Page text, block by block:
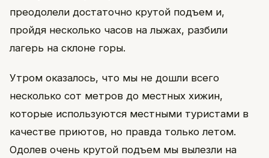
преодолели достаточно крутой подъем и,
пройдя несколько часов на лыжах, разбили
лагерь на склоне горы.
Утром оказалось, что мы не дошли всего
несколько сот метров до местных хижин,
которые используются местными туристами в
качестве приютов, но правда только летом.
Одолев очень крутой подъем мы вылезли на